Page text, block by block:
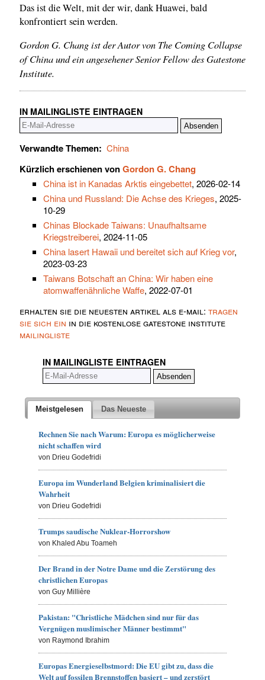
Das ist die Welt, mit der wir, dank Huawei, bald
konfrontiert sein werden.
Gordon G. Chang ist der Autor von The Coming Collapse
of China und ein angesehener Senior Fellow des Gatestone
Institute.
IN MAILINGLISTE EINTRAGEN
Verwandte Themen: China
Kürzlich erschienen vonGordon G. Chang
China ist in Kanadas Arktis eingebettet, 2026-02-14
China und Russland: Die Achse des Krieges, 2025-
10-29
Chinas Blockade Taiwans: Unaufhaltsame
Kriegstreiberei, 2024-11-05
China lasert Hawaii und bereitet sich auf Krieg vor,
2023-03-23
Taiwans Botschaft an China: Wir haben eine
atomwaffenähnliche Waffe, 2022-07-01
erhalten sie die neuesten artikel als e-mail: tragen
sie sich ein in die kostenlose gatestone institute
mailingliste
IN MAILINGLISTE EINTRAGEN
Meistgelesen Das Neueste
Rechnen Sie nach Warum: Europa es möglicherweise
nicht schaffen wird
von Drieu Godefridi
Europa im Wunderland Belgien kriminalisiert die
Wahrheit
von Drieu Godefridi
Trumps saudische Nuklear-Horrorshow
von Khaled Abu Toameh
Der Brand in der Notre Dame und die Zerstörung des
christlichen Europas
von Guy Millière
Pakistan: "Christliche Mädchen sind nur für das
Vergnügen muslimischer Männer bestimmt"
von Raymond Ibrahim
Europas Energieselbstmord: Die EU gibt zu, dass die
Welt auf fossilen Brennstoffen basiert – und zerstört